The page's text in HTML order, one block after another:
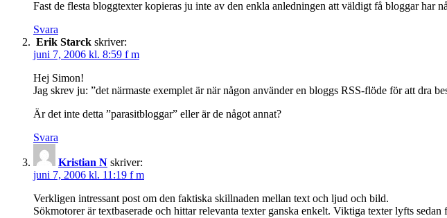
Fast de flesta bloggtexter kopieras ju inte av den enkla anledningen att väldigt få bloggar har
Svara
Erik Starck skriver:
juni 7, 2006 kl. 8:59 f m
Hej Simon!
Jag skrev ju: ”det närmaste exemplet är när någon använder en bloggs RSS-flöde för att dra
Är det inte detta ”parasitbloggar” eller är de något annat?
Svara
Kristian N skriver:
juni 7, 2006 kl. 11:19 f m
Verkligen intressant post om den faktiska skillnaden mellan text och ljud och bild.
Sökmotorer är textbaserade och hittar relevanta texter ganska enkelt. Viktiga texter lyfts